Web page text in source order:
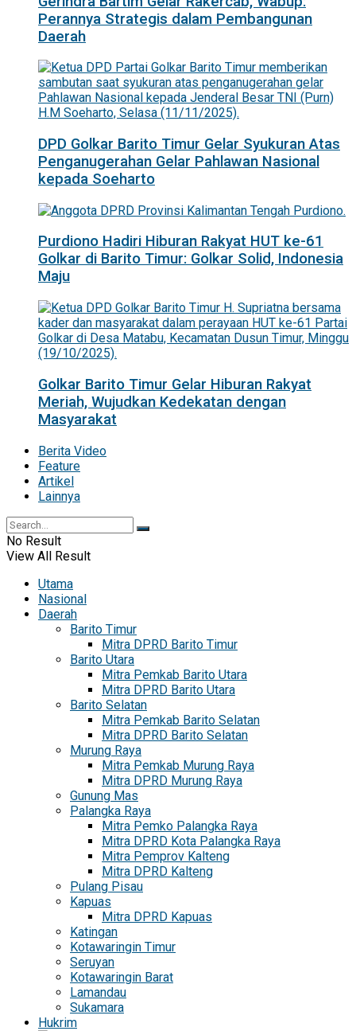
Perannya Strategis dalam Pembangunan
Daerah
DPD Golkar Barito Timur Gelar Syukuran Atas
Penganugerahan Gelar Pahlawan Nasional
kepada Soeharto
Purdiono Hadiri Hiburan Rakyat HUT ke-61
Golkar di Barito Timur: Golkar Solid, Indonesia
Maju
Golkar Barito Timur Gelar Hiburan Rakyat
Meriah, Wujudkan Kedekatan dengan
Masyarakat
Berita Video
Feature
Artikel
Lainnya
No Result
View All Result
Utama
Nasional
Daerah
Barito Timur
Mitra DPRD Barito Timur
Barito Utara
Mitra Pemkab Barito Utara
Mitra DPRD Barito Utara
Barito Selatan
Mitra Pemkab Barito Selatan
Mitra DPRD Barito Selatan
Murung Raya
Mitra Pemkab Murung Raya
Mitra DPRD Murung Raya
Gunung Mas
Palangka Raya
Mitra Pemko Palangka Raya
Mitra DPRD Kota Palangka Raya
Mitra Pemprov Kalteng
Mitra DPRD Kalteng
Pulang Pisau
Kapuas
Mitra DPRD Kapuas
Katingan
Kotawaringin Timur
Seruyan
Kotawaringin Barat
Lamandau
Sukamara
Hukrim